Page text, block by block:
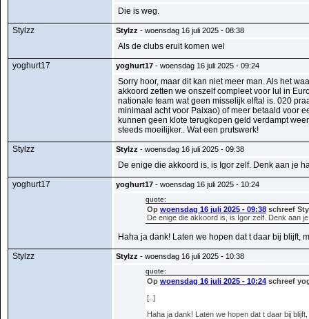
Die is weg.
Stylzz
Stylzz - woensdag 16 juli 2025 - 08:38
Als de clubs eruit komen wel
yoghurt17
yoghurt17 - woensdag 16 juli 2025 - 09:24
Sorry hoor, maar dit kan niet meer man. Als het
akkoord zetten we onszelf compleet voor lul in
nationale team wat geen misselijk elftal is. 020
minimaal acht voor Paixao) of meer betaald voor
kunnen geen klote terugkopen geld verdampt
steeds moeilijker.. Wat een prutswerk!
Stylzz
Stylzz - woensdag 16 juli 2025 - 09:38
De enige die akkoord is, is Igor zelf. Denk aan je
yoghurt17
yoghurt17 - woensdag 16 juli 2025 - 10:24
quote:
Op woensdag 16 juli 2025 - 09:38 schreef
De enige die akkoord is, is Igor zelf. Denk aan
Haha ja dank! Laten we hopen dat t daar bij blijft,
Stylzz
Stylzz - woensdag 16 juli 2025 - 10:38
quote:
Op woensdag 16 juli 2025 - 10:24 schreef
[..]
Haha ja dank! Laten we hopen dat t daar bij